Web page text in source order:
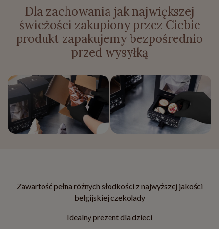
Dla zachowania jak największej
świeżości zakupiony przez Ciebie
produkt zapakujemy bezpośrednio
przed wysyłką
Zawartość pełna różnych słodkości z najwyższej jakości
belgijskiej czekolady
Idealny prezent dla dzieci